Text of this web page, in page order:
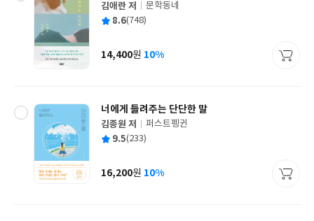
글
쓴
김애란 저
출
사
문학동네
평 8.6(748)
가
14,400원 10%
너에게 들려주는 단단한 말
글
쓴
김종원 저
출
사
퍼스트펭귄
평 9.5(233)
가
16,200원 10%